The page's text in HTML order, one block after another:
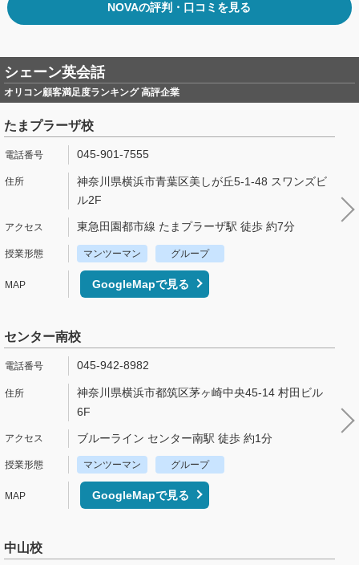
NOVAの評判・口コミを見る
シェーン英会話
オリコン顧客満足度ランキング 高評企業
たまプラーザ校
045-901-7555
神奈川県横浜市青葉区美しが丘5-1-48 スワンズビ
ル2F
東急田園都市線 たまプラーザ駅 徒歩 約7分
マンツーマン グループ
GoogleMapで見る
センター南校
045-942-8982
神奈川県横浜市都筑区茅ヶ崎中央45-14 村田ビル
6F
ブルーライン センター南駅 徒歩 約1分
マンツーマン グループ
GoogleMapで見る
中山校